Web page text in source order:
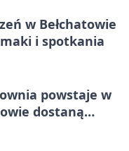
w Bełchatowie
i spotkania
powstaje w
dostaną